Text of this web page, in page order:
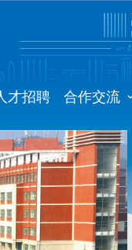
才招聘 合作交流